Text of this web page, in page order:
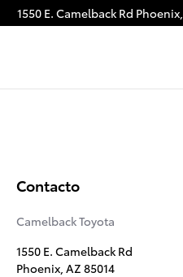
1550 E. Camelback Rd Phoenix,
Contacto
Camelback Toyota
1550 E. Camelback Rd
Phoenix, AZ 85014